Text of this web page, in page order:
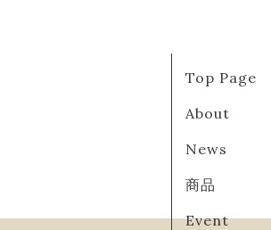
Top Page
About
News
商品
Event